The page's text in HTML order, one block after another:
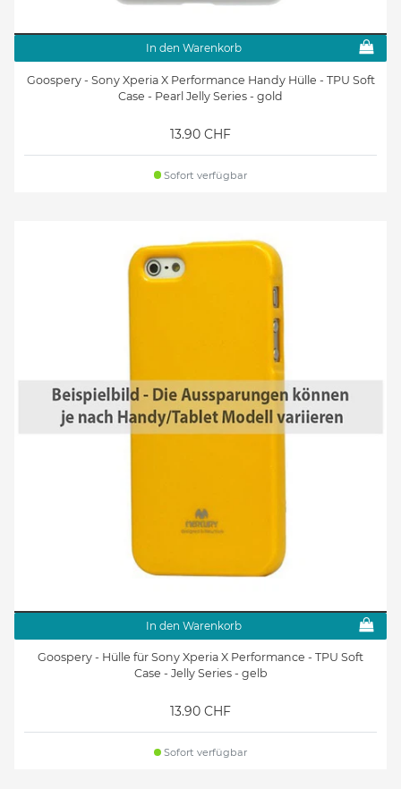
In den Warenkorb
Goospery - Sony Xperia X Performance Handy Hülle - TPU Soft
Case - Pearl Jelly Series - gold
13.90 CHF
Sofort verfügbar
In den Warenkorb
Goospery - Hülle für Sony Xperia X Performance - TPU Soft
Case - Jelly Series - gelb
13.90 CHF
Sofort verfügbar